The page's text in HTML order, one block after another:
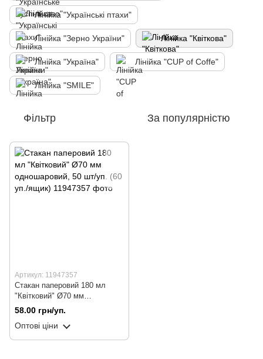
Лінійка "Українські птахи"
Лінійка "Зерно України" Лінійка "Квіткова"
Лінійка "Україна" Лінійка "CUP of Coffe"
Лінійка "SMILE"
Фільтр За популярністю
Артикул: 11947357
Стакан паперовий 180 мл
"Квітковий" Ø70 мм
одношаровий, 50 шт/уп. (60
уп./ящик)
58.00 грн/уп.
Оптові ціни